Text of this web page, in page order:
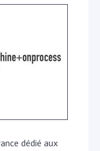
dédié aux